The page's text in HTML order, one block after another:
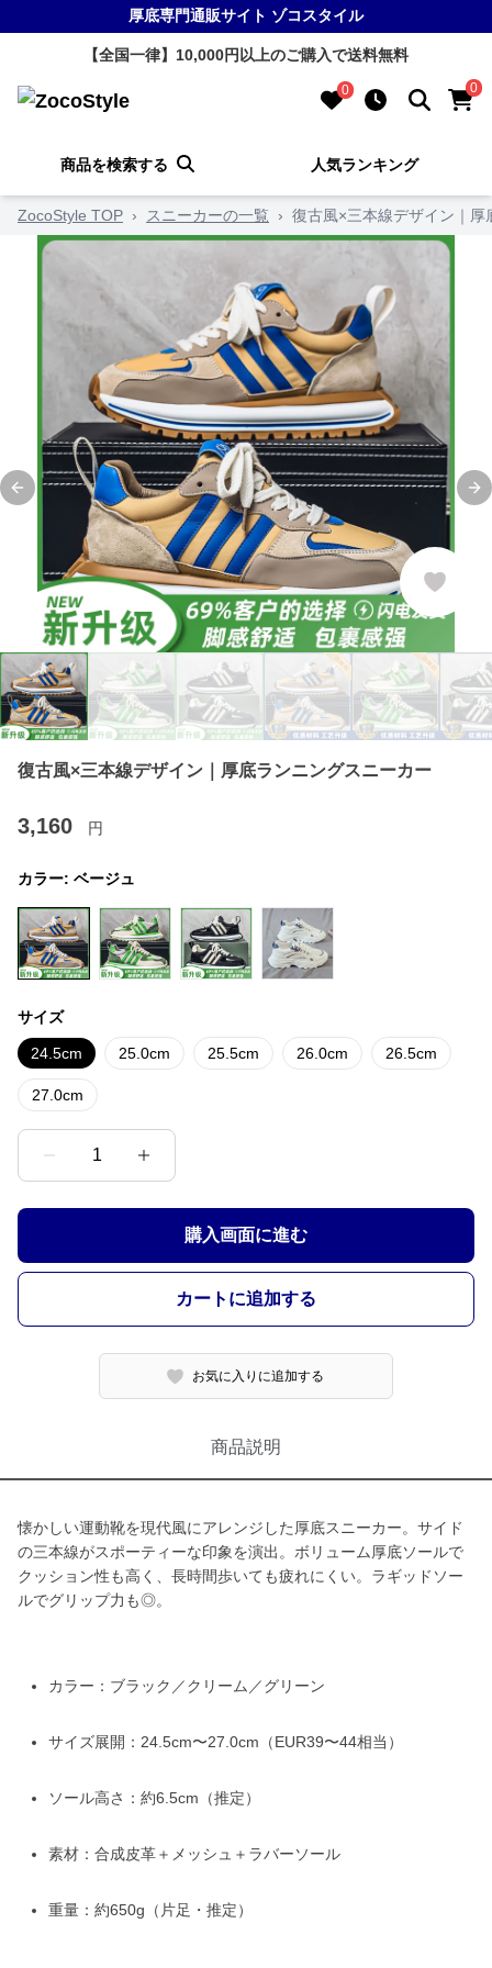
厚底専門通販サイト ゾコスタイル
【全国一律】10,000円以上のご購入で送料無料
0 0
商品を検索する 人気ランキング
ZocoStyle TOP › スニーカーの一覧 › 復古風×三本線デザイン｜厚
Previous slide
復古風×三本線デザイン｜厚底ランニングスニーカー
3,160 円
カラー: ベージュ
サイズ
24.5cm 25.0cm 25.5cm 26.0cm 26.5cm
27.0cm
1
購入画面に進む
カートに追加する
お気に入りに追加する
商品説明
懐かしい運動靴を現代風にアレンジした厚底スニーカー。サイド
の三本線がスポーティーな印象を演出。ボリューム厚底ソールで
クッション性も高く、長時間歩いても疲れにくい。ラギッドソー
ルでグリップ力も◎。
カラー：ブラック／クリーム／グリーン
サイズ展開：24.5cm〜27.0cm（EUR39〜44相当）
ソール高さ：約6.5cm（推定）
素材：合成皮革＋メッシュ＋ラバーソール
重量：約650g（片足・推定）